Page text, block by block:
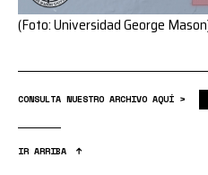
(Foto: Universidad George
CONSULTA NUESTRO ARCHIVO AQUÍ >
IR ARRIBA